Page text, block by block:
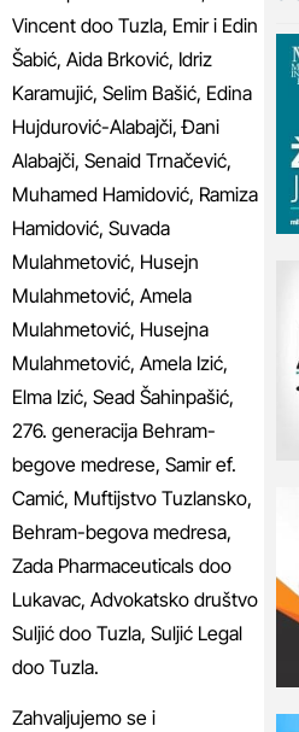
Vincent doo Tuzla, Emir i Edin
Šabić, Aida Brković, Idriz
Karamujić, Selim Bašić, Edina
Hujdurović-Alabajči, Đani
Alabajči, Senaid Trnačević,
Muhamed Hamidović, Ramiza
Hamidović, Suvada
Mulahmetović, Husejn
Mulahmetović, Amela
Mulahmetović, Husejna
Mulahmetović, Amela Izić,
Elma Izić, Sead Šahinpašić,
276. generacija Behram-
begove medrese, Samir ef.
Camić, Muftijstvo Tuzlansko,
Behram-begova medresa,
Zada Pharmaceuticals doo
Lukavac, Advokatsko društvo
Suljić doo Tuzla, Suljić Legal
doo Tuzla.
Zahvaljujemo se i